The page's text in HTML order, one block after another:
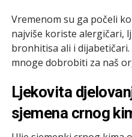
Vremenom su ga počeli
najviše koriste alergičari,
bronhitisa ali i
mnoge dobrobiti za naš
Ljekovita
sjemena crnog